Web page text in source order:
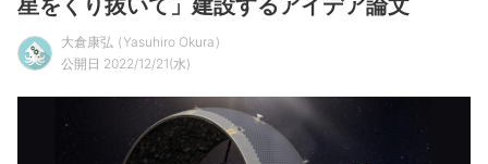
星をくり抜いて」建設するアイデア論文
大倉康弘
Yasuhiro Okura
公開日 2022/12/21(水)